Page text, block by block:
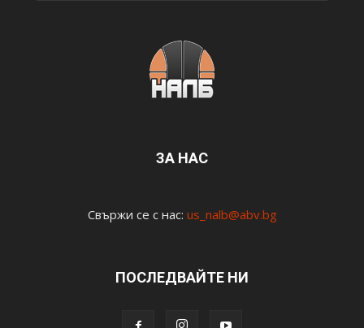
ЗА НАС
Свържи се с нас: us_nalb@abv.bg
ПОСЛЕДВАЙТЕ НИ